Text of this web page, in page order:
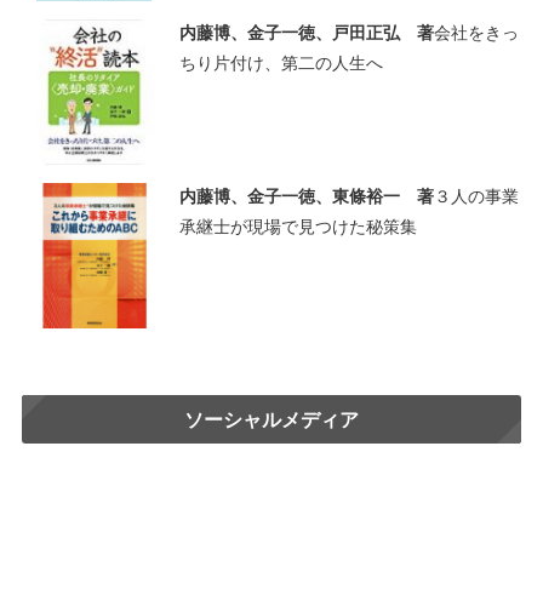
内藤博、金子一徳、戸田正弘 著会社をきっ
ちり片付け、第二の人生へ
内藤博、金子一徳、東條裕一 著３人の事業
承継士が現場で見つけた秘策集
ソーシャルメディア